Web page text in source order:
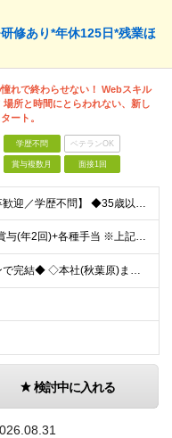
修あり*年休125日*残業ほ
憧れで終わらせない！ Webスキル
場所と時間にとらわれない、新し
ート。
学歴不問 ベテランOK
賞与複数月 面接1回
【未経験・第二新卒歓迎／学歴不問】 ◆35歳以下の方（若年層の長期キャリア形成を図るため) ◆お人柄・意欲重視の採用です！ ＜こんな方は大歓迎！＞ ・SNSや動画を見るのが好きで、トレンドに敏感 ・
■月給25万円以上+賞与(年2回)+各種手当 ※上記給与には、固定残業代（月20時間分／32,400円）、 AIツール支援費（10,000円）が含まれます ※これまでの経験・スキル・前職の給与を考
◆学習はオンラインで完結◆ ◇本社(秋葉原)または一都三県のクライアント先 ※勤務地につきましては、ご相談の上で配属 ＜本社＞ ◇東京都台東区台東1-27-11 やわらぎビル2F └または、東京都
検討中に入れる